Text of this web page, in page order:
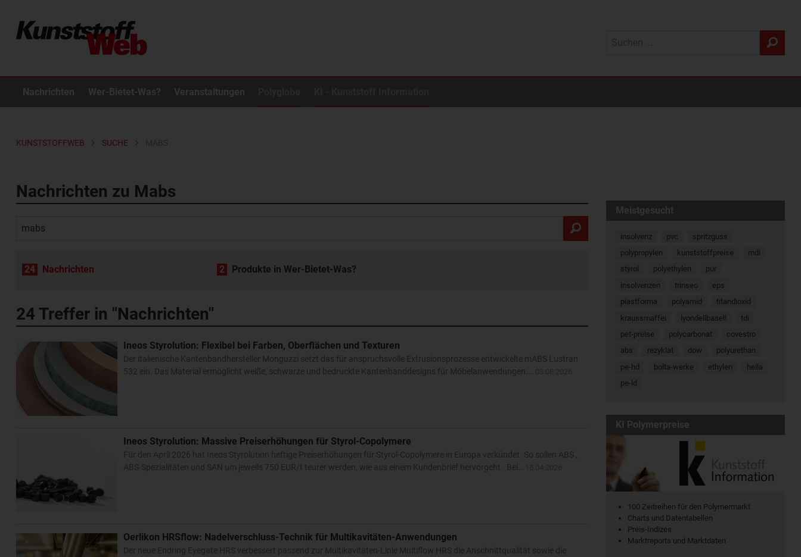
Nachrichten Wer-Bietet-Was? Veranstaltungen
KUNSTSTOFFWEB SUCHE
Nachrichten zu Mabs
24 Nachrichten 2 Produkte in Wer-Bietet-Was?
24 Treffer in "Nachrichten"
Ineos Styrolution: Flexibel bei Farben, Oberflächen und Texturen
Der italienische Kantenbandhersteller Monguzzi setzt das für anspruchsvolle Extrusionsprozesse entwickelte mABS Lustran
532 ein. Das Material ermöglicht weiße, schwarze und bedruckte Kantenbanddesigns für Möbelanwendungen.…
Ineos Styrolution: Massive Preiserhöhungen für Styrol-Copolymere
Für den April 2026 hat Ineos Styrolution heftige Preiserhöhungen für Styrol-Copolymere in Europa verkündet. So sollen ABS ,
ABS-Spezialitäten und SAN um jeweils 750 EUR/t teurer werden, wie aus einem Kundenbrief hervorgeht. Bei…
Oerlikon HRSflow: Nadelverschluss-Technik für Multikavitäten-Anwendungen
Der neue Endring Eyegate HRS verbessert passend zur Multikavitäten-Linie Multiflow HRS die Anschnittqualität sowie die
Meistgesucht
insolvenz pvc
spritzguss
polypropylen
kunststoffpreise
mdi
styrol
polyethylen
pur
insolvenzen
trinseo
eps
plastforma
polyamid
titandioxid
kraussmaffei
lyondellbasell
tdi
pet-preise
polycarbonat
covestro
abs
rezyklat dow
polyurethan
pe-hd
bolta-werke ethylen
hella
pe-ld
KI Polymerpreise
100 Zeitreihen für den Polymermarkt
Charts und Datentabellen
Preis-Indizes
Marktreports und Marktdaten